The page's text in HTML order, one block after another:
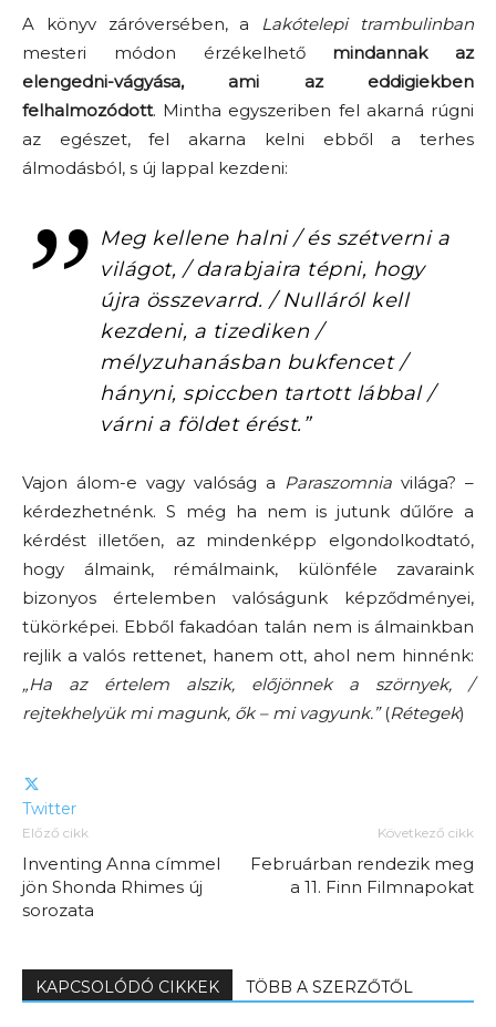
A könyv záróversében, a Lakótelepi trambulinban
mesteri módon érzékelhető mindannak az
elengedni-vágyása, ami az eddigiekben
felhalmozódott. Mintha egyszeriben fel akarná rúgni
az egészet, fel akarna kelni ebből a terhes
álmodásból, s új lappal kezdeni:
Meg kellene halni / és szétverni a
világot, / darabjaira tépni, hogy
újra összevarrd. / Nulláról kell
kezdeni, a tizediken /
mélyzuhanásban bukfencet /
hányni, spiccben tartott lábbal /
várni a földet érést.”
Vajon álom-e vagy valóság a Paraszomnia világa? –
kérdezhetnénk. S még ha nem is jutunk dűlőre a
kérdést illetően, az mindenképp elgondolkodtató,
hogy álmaink, rémálmaink, különféle zavaraink
bizonyos értelemben valóságunk képződményei,
tükörképei. Ebből fakadóan talán nem is álmainkban
rejlik a valós rettenet, hanem ott, ahol nem hinnénk:
„Ha az értelem alszik, előjönnek a szörnyek, /
rejtekhelyük mi magunk, ők – mi vagyunk.”(Rétegek)
Twitter
Előző cikk
Inventing Anna címmel
jön Shonda Rhimes új
sorozata
Következő cikk
Februárban rendezik meg
a 11. Finn Filmnapokat
KAPCSOLÓDÓ CIKKEK TÖBB A SZERZŐTŐL